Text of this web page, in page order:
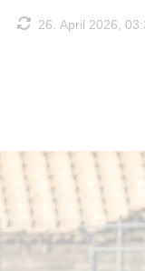
26. April 2026,